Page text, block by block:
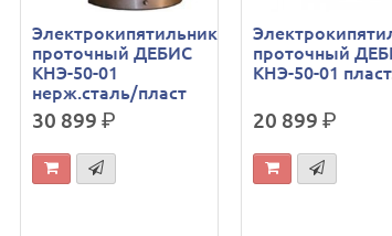
Электрокипятильник
проточный ДЕБИС
КНЭ-50-01
нерж.сталь/пласт
30 899р.
проточный
КНЭ-50-01
20 899 р.